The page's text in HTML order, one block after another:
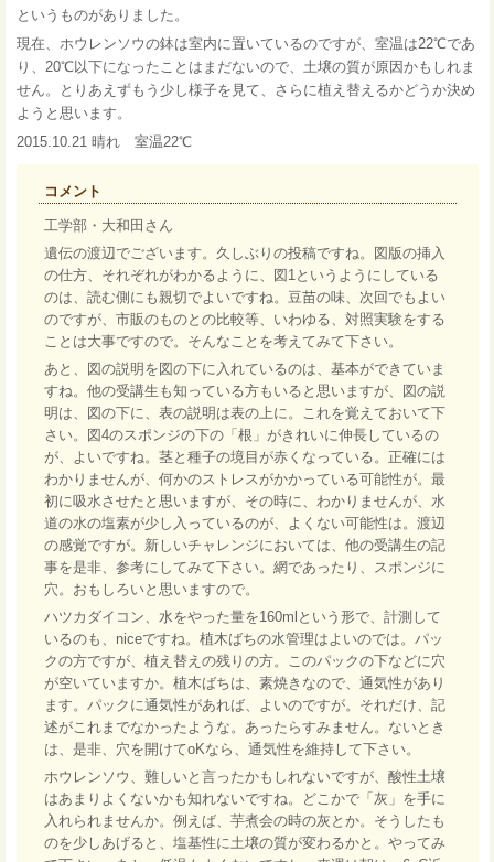
というものがありました。
現在、ホウレンソウの鉢は室内に置いているのですが、室温は22℃であ
り、20℃以下になったことはまだないので、土壌の質が原因かもしれま
せん。とりあえずもう少し様子を見て、さらに植え替えるかどうか決め
ようと思います。
2015.10.21 晴れ 室温22℃
コメント
工学部・大和田さん
遺伝の渡辺でございます。久しぶりの投稿ですね。図版の挿入
の仕方、それぞれがわかるように、図1というようにしている
のは、読む側にも親切でよいですね。豆苗の味、次回でもよい
のですが、市販のものとの比較等、いわゆる、対照実験をする
ことは大事ですので。そんなことを考えてみて下さい。
あと、図の説明を図の下に入れているのは、基本ができていま
すね。他の受講生も知っている方もいると思いますが、図の説
明は、図の下に、表の説明は表の上に。これを覚えておいて下
さい。図4のスポンジの下の「根」がきれいに伸長しているの
が、よいですね。茎と種子の境目が赤くなっている。正確には
わかりませんが、何かのストレスがかかっている可能性が。最
初に吸水させたと思いますが、その時に、わかりませんが、水
道の水の塩素が少し入っているのが、よくない可能性は。渡辺
の感覚ですが。新しいチャレンジにおいては、他の受講生の記
事を是非、参考にしてみて下さい。網であったり、スポンジに
穴。おもしろいと思いますので。
ハツカダイコン、水をやった量を160mlという形で、計測して
いるのも、niceですね。植木ばちの水管理はよいのでは。パッ
クの方ですが、植え替えの残りの方。このパックの下などに穴
が空いていますか。植木ばちは、素焼きなので、通気性があり
ます。パックに通気性があれば、よいのですが。それだけ、記
述がこれまでなかったような。あったらすみません。ないとき
は、是非、穴を開けてoKなら、通気性を維持して下さい。
ホウレンソウ、難しいと言ったかもしれないですが、酸性土壌
はあまりよくないかも知れないですね。どこかで「灰」を手に
入れられませんか。例えば、芋煮会の時の灰とか。そうしたも
のを少しあげると、塩基性に土壌の質が変わるかと。やってみ